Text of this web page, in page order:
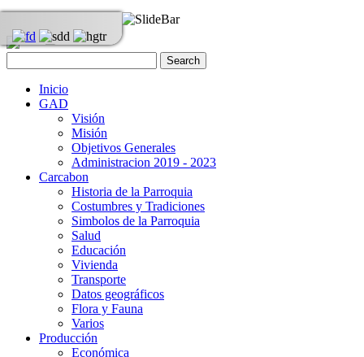
Inicio
GAD
Visión
Misión
Objetivos Generales
Administracion 2019 - 2023
Carcabon
Historia de la Parroquia
Costumbres y Tradiciones
Simbolos de la Parroquia
Salud
Educación
Vivienda
Transporte
Datos geográficos
Flora y Fauna
Varios
Producción
Económica